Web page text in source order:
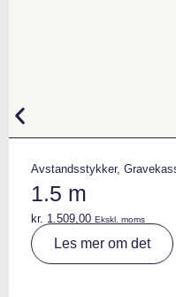
Avstandsstykker,
1.5 m
kr. 1.509,00 Ekskl. moms
Les mer om det